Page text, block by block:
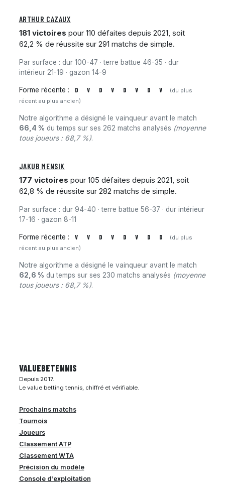
ARTHUR CAZAUX
181 victoires pour 110 défaites depuis 2021, soit
62,2 % de réussite sur 291 matchs de simple.
Par surface : dur 100-47 · terre battue 46-35 · dur
intérieur 21-19 · gazon 14-9
Forme récente : D V D V D V D V
(du plus
récent au plus ancien)
Notre algorithme a désigné le vainqueur avant le match
66,4 % du temps sur ses 262 matchs analysés (moyenne
tous joueurs : 68,7 %).
JAKUB MENSIK
177 victoires pour 105 défaites depuis 2021, soit
62,8 % de réussite sur 282 matchs de simple.
Par surface : dur 94-40 · terre battue 56-37 · dur intérieur
17-16 · gazon 8-11
Forme récente : V V D V D V D D
(du plus
récent au plus ancien)
Notre algorithme a désigné le vainqueur avant le match
62,6 % du temps sur ses 230 matchs analysés (moyenne
tous joueurs : 68,7 %).
VALUEBETENNIS
Depuis 2017.
Le value betting tennis, chiffré et vérifiable.
Prochains matchs
Tournois
Joueurs
Classement ATP
Classement WTA
Précision du modèle
Console d'exploitation